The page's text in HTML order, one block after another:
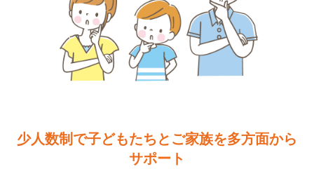
少人数制で子どもたちとご家族を多方面から
サポート